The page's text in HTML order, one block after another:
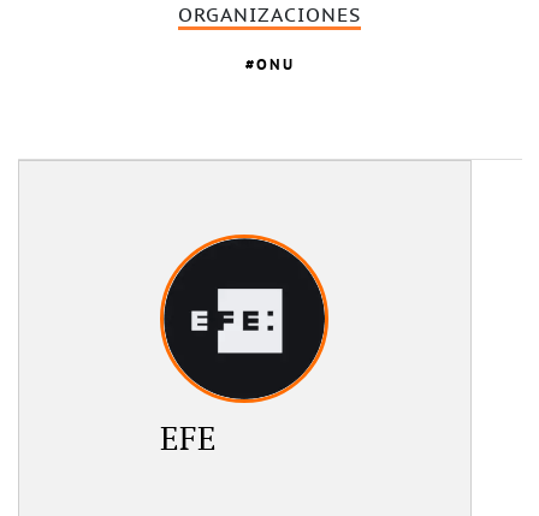
ORGANIZACIONES
ONU
EFE